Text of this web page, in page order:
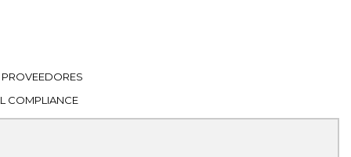
PROVEEDORES
COMPLIANCE